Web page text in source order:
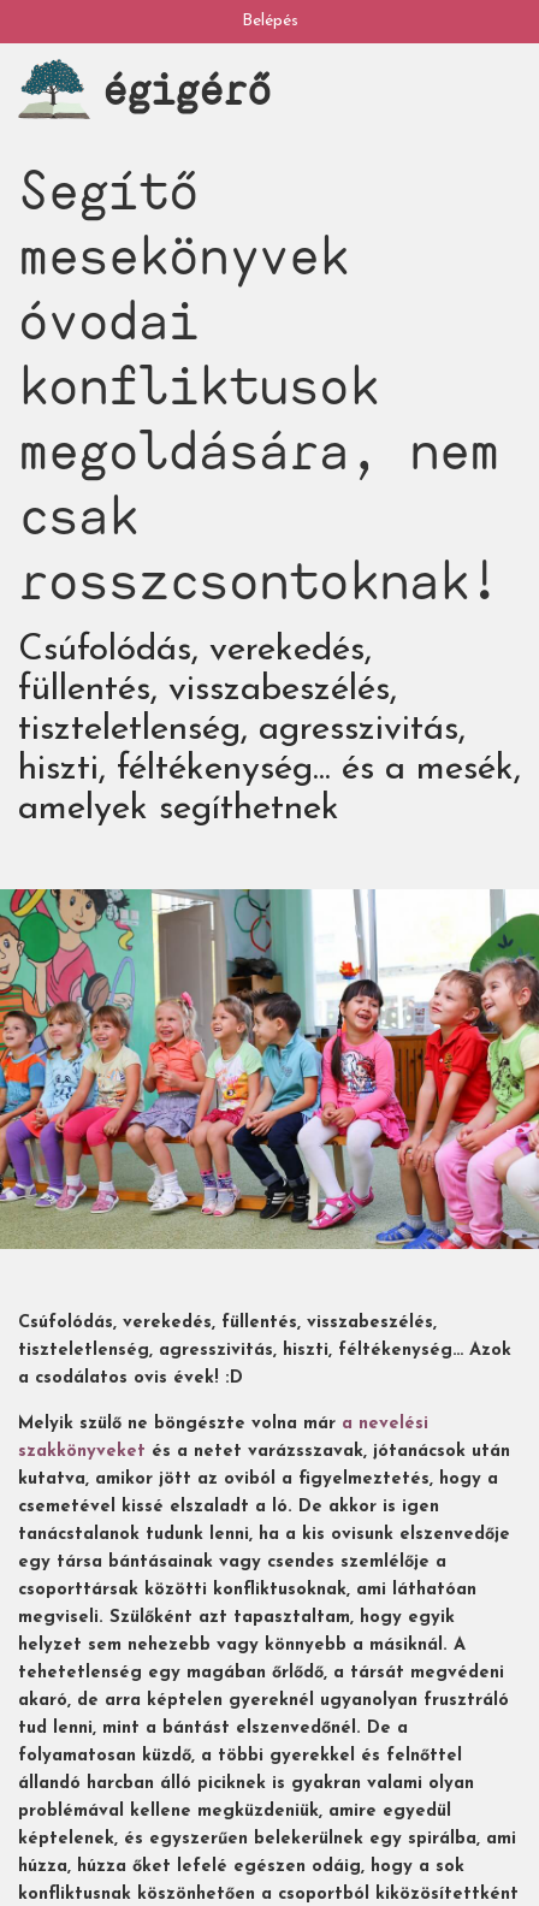
a
tartalomra
My
account
Belépés
égigérő
Segítő
mesekönyvek
óvodai
konfliktusok
megoldására, nem
csak
rosszcsontoknak!
Csúfolódás, verekedés,
füllentés, visszabeszélés,
tiszteletlenség, agresszivitás,
hiszti, féltékenység... és a mesék,
amelyek segíthetnek
Csúfolódás, verekedés, füllentés, visszabeszélés,
tiszteletlenség, agresszivitás, hiszti, féltékenység… Azok
a csodálatos ovis évek! :D
Melyik szülő ne böngészte volna már a nevelési
szakkönyveket és a netet varázsszavak, jótanácsok után
kutatva, amikor jött az oviból a figyelmeztetés, hogy a
csemetével kissé elszaladt a ló. De akkor is igen
tanácstalanok tudunk lenni, ha a kis ovisunk elszenvedője
egy társa bántásainak vagy csendes szemlélője a
csoporttársak közötti konfliktusoknak, ami láthatóan
megviseli. Szülőként azt tapasztaltam, hogy egyik
helyzet sem nehezebb vagy könnyebb a másiknál. A
tehetetlenség egy magában őrlődő, a társát megvédeni
akaró, de arra képtelen gyereknél ugyanolyan frusztráló
tud lenni, mint a bántást elszenvedőnél. De a
folyamatosan küzdő, a többi gyerekkel és felnőttel
állandó harcban álló piciknek is gyakran valami olyan
problémával kellene megküzdeniük, amire egyedül
képtelenek, és egyszerűen belekerülnek egy spirálba, ami
húzza, húzza őket lefelé egészen odáig, hogy a sok
konfliktusnak köszönhetően a csoportból kiközösítettként